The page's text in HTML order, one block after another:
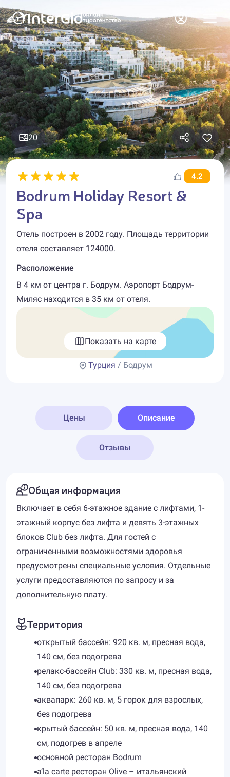
20
4.2
Bodrum Holiday Resort &
Spa
Отель построен в 2002 году. Площадь территории
отеля составляет 124000.
Расположение
В 4 км от центра г. Бодрум. Аэропорт Бодрум-
Миляс находится в 35 км от отеля.
Показать на карте
Турция / Бодрум
Цены Описание
Отзывы
Общая информация
Включает в себя 6-этажное здание с лифтами, 1-
этажный корпус без лифта и девять 3-этажных
блоков Club без лифта. Для гостей с
ограниченными возможностями здоровья
предусмотрены специальные условия. Отдельные
услуги предоставляются по запросу и за
дополнительную плату.
Территория
открытый бассейн: 920 кв. м, пресная вода,
140 см, без подогрева
релакс-бассейн Club: 330 кв. м, пресная вода,
140 см, без подогрева
аквапарк: 260 кв. м, 5 горок для взрослых,
без подогрева
крытый бассейн: 50 кв. м, пресная вода, 140
см, подогрев в апреле
основной ресторан Bodrum
a’la carte ресторан Olive – итальянский